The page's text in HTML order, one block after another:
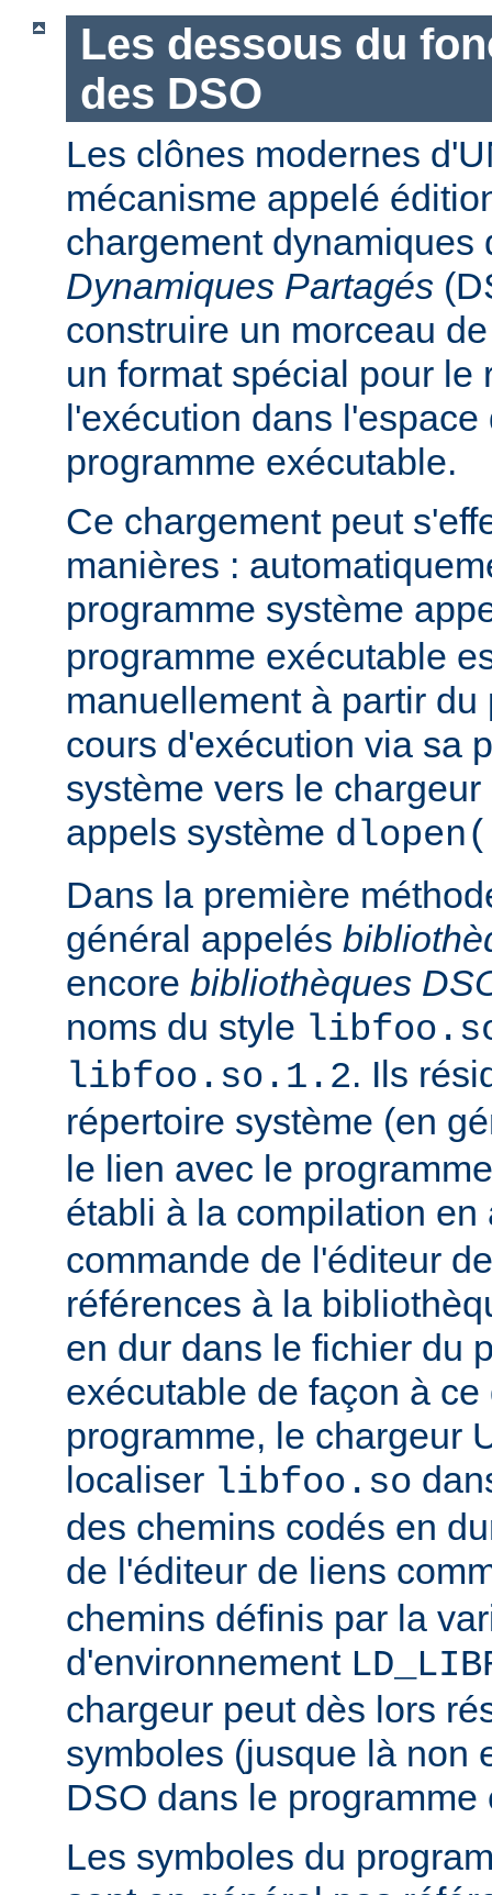
Les dessous du
des DSO
Les clônes modernes
mécanisme appelé
chargement dynamiques
Dynamiques Partagés
construire un morceau
un format spécial pour le
l'exécution dans
programme exécutable.
Ce chargement peut
manières :
programme système
programme exécutable
manuellement à partir du
cours d'exécution via sa
système vers le
appels système
Dans la première
général appelés
encore bibliothèques
noms du style
libfoo.so.1.2. Ils
répertoire système (en
le lien avec le
établi à la compilation
commande de l'éditeur
références à la
en dur dans le fichier du
exécutable de façon à
programme, le chargeur
localiser libfoo.so
des chemins codés en
de l'éditeur de liens
chemins définis par la
d'environnement
chargeur peut dès lors
symboles (jusque là non
DSO dans le programme
Les symboles du